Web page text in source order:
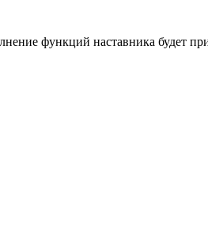
функций наставника будет